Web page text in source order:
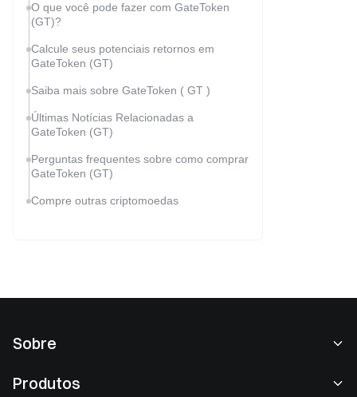
O que você pode fazer com GateToken
(GT)?
Calcule seus potenciais retornos em
GateToken (GT)
Saiba mais sobre GateToken ( GT )
Últimas Notícias Relacionadas a
GateToken (GT)
Perguntas frequentes sobre como comprar
GateToken (GT)
Compre outras criptomoedas
Sobre
Produtos